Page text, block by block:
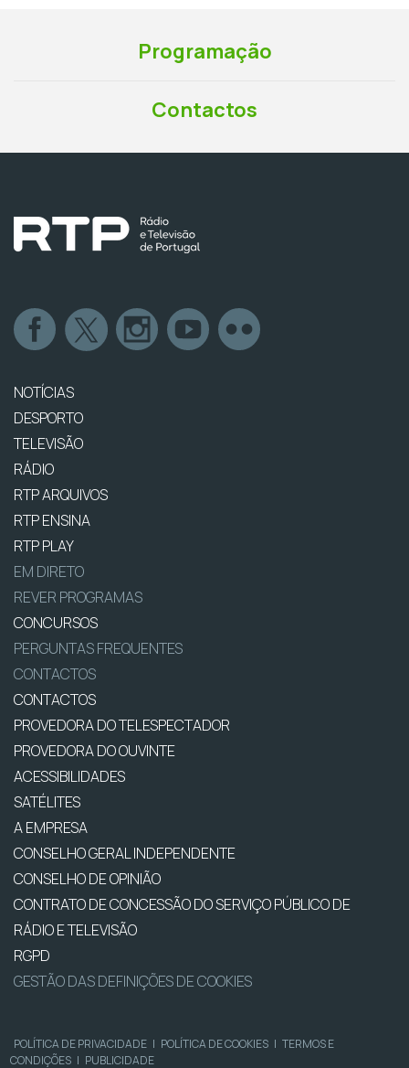
Programação
Contactos
NOTÍCIAS
DESPORTO
TELEVISÃO
RÁDIO
RTP ARQUIVOS
RTP ENSINA
RTP PLAY
EM DIRETO
REVER PROGRAMAS
CONCURSOS
PERGUNTAS FREQUENTES
CONTACTOS
CONTACTOS
PROVEDORA DO TELESPECTADOR
PROVEDORA DO OUVINTE
ACESSIBILIDADES
SATÉLITES
A EMPRESA
CONSELHO GERAL INDEPENDENTE
CONSELHO DE OPINIÃO
CONTRATO DE CONCESSÃO DO SERVIÇO PÚBLICO DE
RÁDIO E TELEVISÃO
RGPD
GESTÃO DAS DEFINIÇÕES DE COOKIES
POLÍTICA DE PRIVACIDADE | POLÍTICA DE COOKIES | TERMOS E
CONDIÇÕES | PUBLICIDADE